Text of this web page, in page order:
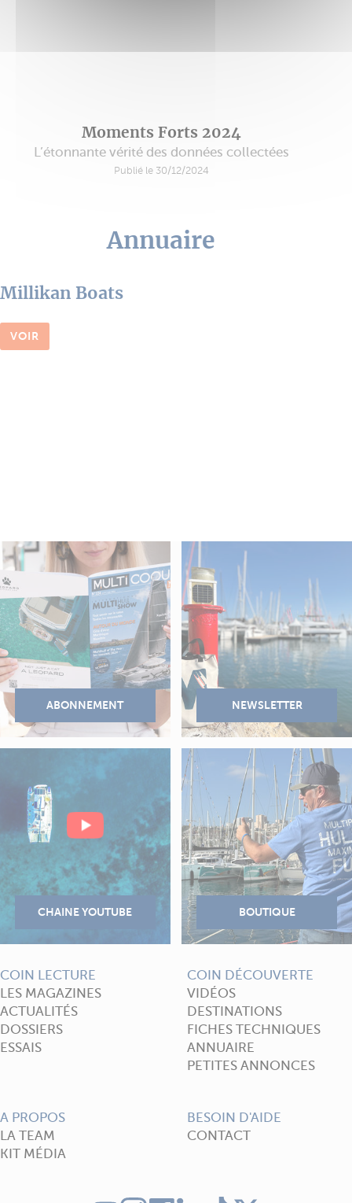
Moments Forts 2024
L’étonnante vérité des données collectées
Publié le 30/12/2024
Annuaire
Millikan Boats
VOIR
COIN LECTURE
LES MAGAZINES
ACTUALITÉS
DOSSIERS
ESSAIS
COIN DÉCOUVERTE
VIDÉOS
DESTINATIONS
FICHES TECHNIQUES
ANNUAIRE
PETITES ANNONCES
A PROPOS
LA TEAM
KIT MÉDIA
BESOIN D'AIDE
CONTACT